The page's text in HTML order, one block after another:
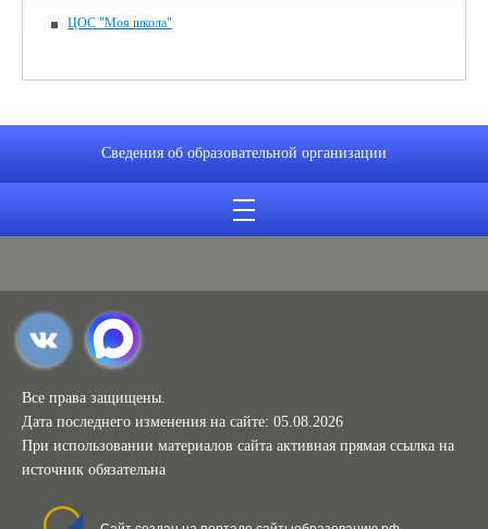
ЦОС "Моя школа"
Сведения об образовательной организации
Все права защищены.
Дата последнего изменения на сайте: 05.08.2026
При использовании материалов сайта активная прямая ссылка на
источник обязательна